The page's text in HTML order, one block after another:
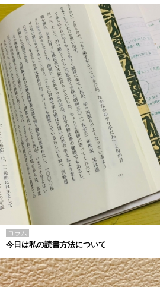
コラム
今日は私の読書方法について